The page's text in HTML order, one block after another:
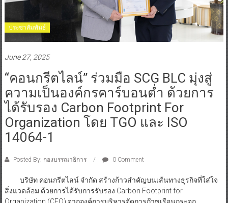
ประชาสัมพันธ์
June 27, 2025
“คอนกรีตไลน์” ร่วมมือ SCG BLC มุ่งสู่
ความเป็นองค์กรคาร์บอนต่ำ ด้วยการ
ได้รับรอง Carbon Footprint For
Organization โดย TGO และ ISO
14064-1
Posted By: กองบรรณาธิการ 0 Comment
บริษัท คอนกรีตไลน์ จำกัด สร้างก้าวสำคัญบนเส้นทางธุรกิจที่ใส่ใจ
สิ่งแวดล้อม ด้วยการได้รับการรับรอง Carbon Footprint for
Organization (CFO) จากองค์การบริหารจัดการก๊าซเรือนกระจก